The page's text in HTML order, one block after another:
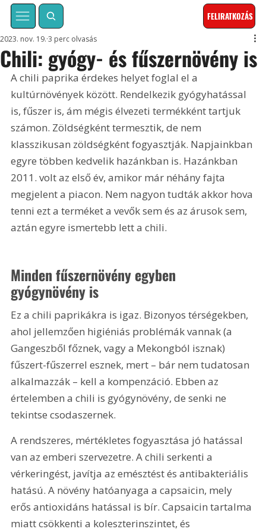
FELIRATKOZÁS
Chili: gyógy- és fűszernövény is
2023. nov. 19. 3 perc olvasás
A chili paprika érdekes helyet foglal el a
kultúrnövények között. Rendelkezik gyógyhatással
is, fűszer is, ám mégis élvezeti termékként tartjuk
számon. Zöldségként termesztik, de nem
klasszikusan zöldségként fogyasztják. Napjainkban
egyre többen kedvelik hazánkban is. Hazánkban
2011. volt az első év, amikor már néhány fajta
megjelent a piacon. Nem nagyon tudták akkor hova
tenni ezt a terméket a vevők sem és az árusok sem,
aztán egyre ismertebb lett a chili.
Minden fűszernövény egyben
gyógynövény is
Ez a chili paprikákra is igaz. Bizonyos térségekben,
ahol jellemzően higiéniás problémák vannak (a
Gangeszből főznek, vagy a Mekongból isznak)
fűszert-fűszerrel esznek, mert – bár nem tudatosan
alkalmazzák – kell a kompenzáció. Ebben az
értelemben a chili is gyógynövény, de senki ne
tekintse csodaszernek.
A rendszeres, mértékletes fogyasztása jó hatással
van az emberi szervezetre. A chili serkenti a
vérkeringést, javítja az emésztést és antibakteriális
hatású. A növény hatóanyaga a capsaicin, mely
erős antioxidáns hatással is bír. Capsaicin tartalma
miatt csökkenti a koleszterinszintet, és